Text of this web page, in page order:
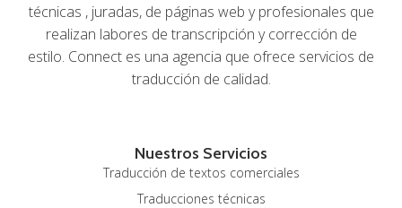
técnicas , juradas, de páginas web y profesionales que
realizan labores de transcripción y corrección de
estilo. Connect es una agencia que ofrece servicios de
traducción de calidad.
Nuestros Servicios
Traducción de textos comerciales
Traducciones técnicas